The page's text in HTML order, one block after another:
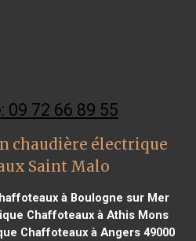
09 72 66 89 55
chaudière électrique
Saint Malo
à Boulogne sur Mer
Chaffoteaux à Athis Mons
Chaffoteaux à Angers 49000